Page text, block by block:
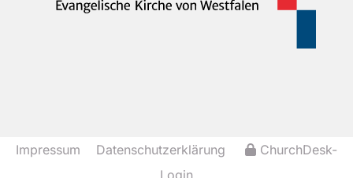
Impressum Datenschutzerklärung
ChurchDesk-